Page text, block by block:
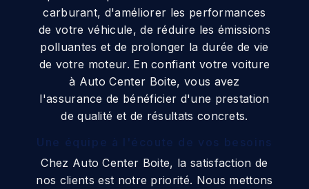
carburant, d'améliorer les performances
de votre véhicule, de réduire les émissions
polluantes et de prolonger la durée de vie
de votre moteur. En confiant votre voiture
à Auto Center Boite, vous avez
l'assurance de bénéficier d'une prestation
de qualité et de résultats concrets.
Une équipe à l'écoute de vos besoins
Chez Auto Center Boite, la satisfaction de
nos clients est notre priorité. Nous mettons